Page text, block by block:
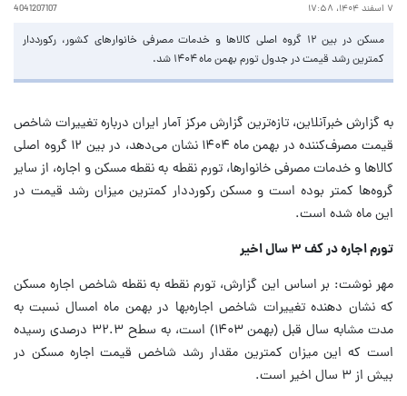
۷ اسفند ۱۴۰۴، ۱۷:۵۸ 4041207107
مسکن در بین ۱۲ گروه اصلی کالاها و خدمات مصرفی خانوارهای کشور، رکورددار
کمترین رشد قیمت در جدول تورم بهمن ماه ۱۴۰۴ شد.
به گزارش خبرآنلاین، تازه‌ترین گزارش مرکز آمار ایران درباره تغییرات شاخص
قیمت مصرف‌کننده در بهمن ماه ۱۴۰۴ نشان می‌دهد، در بین ۱۲ گروه اصلی
کالاها و خدمات مصرفی خانوارها، تورم نقطه به نقطه مسکن و اجاره، از سایر
گروه‌ها کمتر بوده است و مسکن رکورددار کمترین میزان رشد قیمت در
این ماه شده است.
تورم اجاره در کف ۳ سال اخیر
مهر نوشت: بر اساس این گزارش، تورم نقطه به نقطه شاخص اجاره مسکن
که نشان دهنده تغییرات شاخص اجاره‌بها در بهمن ماه امسال نسبت به
مدت مشابه سال قبل (بهمن ۱۴۰۳) است، به سطح ۳۲.۳ درصدی رسیده
است که این میزان کمترین مقدار رشد شاخص قیمت اجاره مسکن در
بیش از ۳ سال اخیر است.